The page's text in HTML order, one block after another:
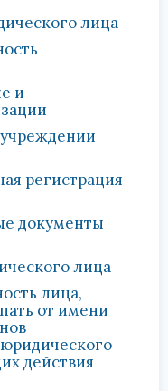
лица
и
регистрация
документы
лица
лица,
от имени
действия